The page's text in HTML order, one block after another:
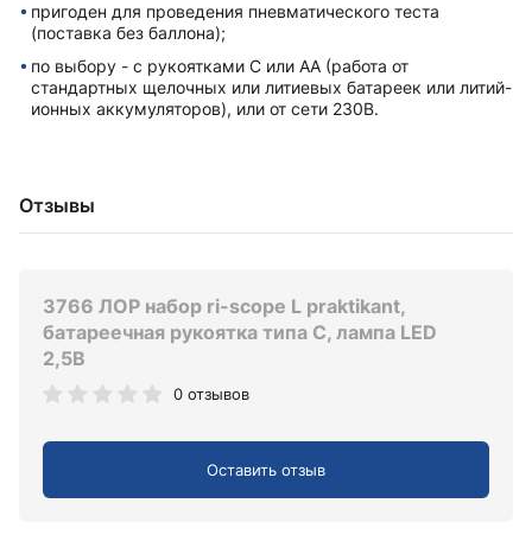
пригоден для проведения пневматического теста
(поставка без баллона);
по выбору - с рукоятками С или AA (работа от
стандартных щелочных или литиевых батареек или литий-
ионных аккумуляторов), или от сети 230В.
Отзывы
3766 ЛОР набор ri-scope L praktikant,
батареечная рукоятка типа C, лампа LED
2,5В
0 отзывов
Оставить отзыв